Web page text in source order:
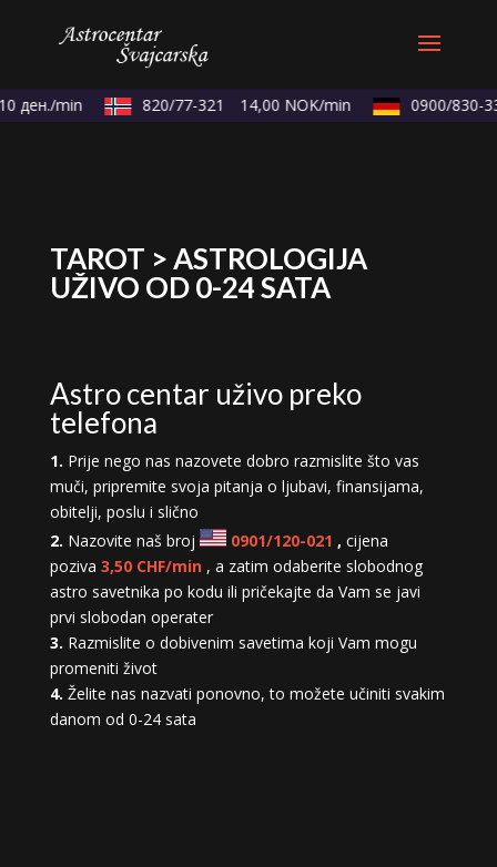
ден./min 820/77-321 14,00 NOK/min 0900/830-
TAROT > ASTROLOGIJA
UŽIVO OD 0-24 SATA
Astro centar uživo preko
telefona
1. Prije nego nas nazovete dobro razmislite što vas
muči, pripremite svoja pitanja o ljubavi, finansijama,
obitelji, poslu i slično
2. Nazovite naš broj 0901/120-021 , cijena
poziva 3,50 CHF/min , a zatim odaberite slobodnog
astro savetnika po kodu ili pričekajte da Vam se javi
prvi slobodan operater
3. Razmislite o dobivenim savetima koji Vam mogu
promeniti život
4. Želite nas nazvati ponovno, to možete učiniti svakim
danom od 0-24 sata